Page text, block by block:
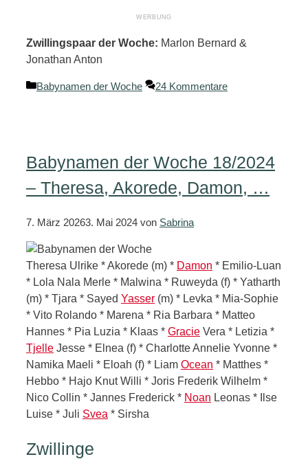
Zwillingspaar der Woche: Marlon Bernard &
Jonathan Anton
Kategorien
Babynamen der Woche 24 Kommentare
Babynamen der Woche 18/2024
– Theresa, Akorede, Damon, …
7. März 20263. Mai 2024 von Sabrina
Theresa Ulrike * Akorede (m) * Damon * Emilio-Luan
* Lola Nala Merle * Malwina * Ruweyda (f) * Yatharth
(m) * Tjara * Sayed Yasser (m) * Levka * Mia-Sophie
* Vito Rolando * Marena * Ria Barbara * Matteo
Hannes * Pia Luzia * Klaas * Gracie Vera * Letizia *
Tjelle Jesse * Elnea (f) * Charlotte Annelie Yvonne *
Namika Maeli * Eloah (f) * Liam Ocean * Matthes *
Hebbo * Hajo Knut Willi * Joris Frederik Wilhelm *
Nico Collin * Jannes Frederick * Noan Leonas * Ilse
Luise * Juli Svea * Sirsha
Zwillinge